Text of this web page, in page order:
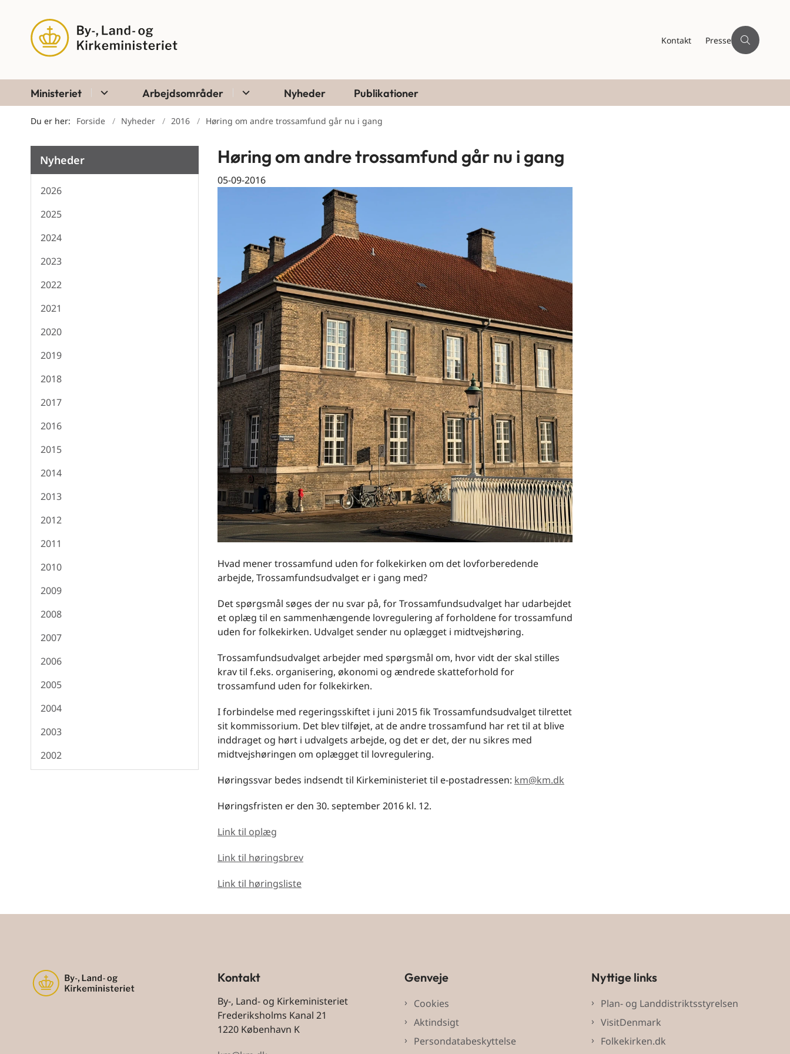
Kontakt Presse
Ministeriet Arbejdsområder Nyheder Publikationer
Du er her: Forside Nyheder 2016 Høring om andre trossamfund går nu i gang
Nyheder
2026
2025
2024
2023
2022
2021
2020
2019
2018
2017
2016
2015
2014
2013
2012
2011
2010
2009
2008
2007
2006
2005
2004
2003
2002
Høring om andre trossamfund går nu i gang
05-09-2016
Hvad mener trossamfund uden for folkekirken om det lovforberedende
arbejde, Trossamfundsudvalget er i gang med?
Det spørgsmål søges der nu svar på, for Trossamfundsudvalget har udarbejdet
et oplæg til en sammenhængende lovregulering af forholdene for trossamfund
uden for folkekirken. Udvalget sender nu oplægget i midtvejshøring.
Trossamfundsudvalget arbejder med spørgsmål om, hvor vidt der skal stilles
krav til f.eks. organisering, økonomi og ændrede skatteforhold for
trossamfund uden for folkekirken.
I forbindelse med regeringsskiftet i juni 2015 fik Trossamfundsudvalget tilrettet
sit kommissorium. Det blev tilføjet, at de andre trossamfund har ret til at blive
inddraget og hørt i udvalgets arbejde, og det er det, der nu sikres med
midtvejshøringen om oplægget til lovregulering.
Høringssvar bedes indsendt til Kirkeministeriet til e-postadressen: km@km.dk
Høringsfristen er den 30. september 2016 kl. 12.
Link til oplæg
Link til høringsbrev
Link til høringsliste
Kontakt
By-, Land- og Kirkeministeriet
Frederiksholms Kanal 21
1220 København K
Genveje
Cookies
Aktindsigt
Persondatabeskyttelse
Nyttige links
Plan- og Landdistriktsstyrelsen
VisitDenmark
Folkekirken.dk